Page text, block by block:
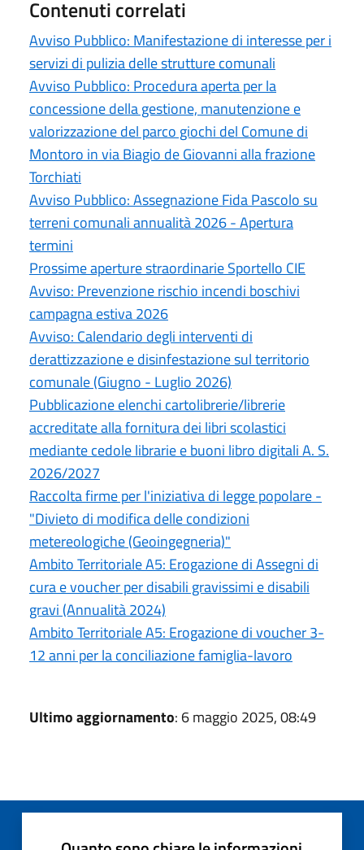
Contenuti correlati
Avviso Pubblico: Manifestazione di interesse per i
servizi di pulizia delle strutture comunali
Avviso Pubblico: Procedura aperta per la
concessione della gestione, manutenzione e
valorizzazione del parco giochi del Comune di
Montoro in via Biagio de Giovanni alla frazione
Torchiati
Avviso Pubblico: Assegnazione Fida Pascolo su
terreni comunali annualità 2026 - Apertura
termini
Prossime aperture straordinarie Sportello CIE
Avviso: Prevenzione rischio incendi boschivi
campagna estiva 2026
Avviso: Calendario degli interventi di
derattizzazione e disinfestazione sul territorio
comunale (Giugno - Luglio 2026)
Pubblicazione elenchi cartolibrerie/librerie
accreditate alla fornitura dei libri scolastici
mediante cedole librarie e buoni libro digitali A. S.
2026/2027
Raccolta firme per l'iniziativa di legge popolare -
"Divieto di modifica delle condizioni
metereologiche (Geoingegneria)"
Ambito Territoriale A5: Erogazione di Assegni di
cura e voucher per disabili gravissimi e disabili
gravi (Annualità 2024)
Ambito Territoriale A5: Erogazione di voucher 3-
12 anni per la conciliazione famiglia-lavoro
Ultimo aggiornamento: 6 maggio 2025, 08:49